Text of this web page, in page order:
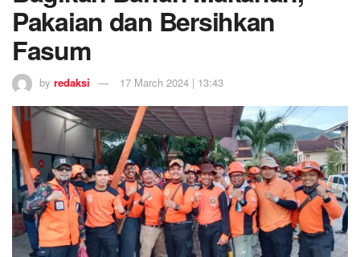
Pakaian dan Bersihkan
Fasum
by redaksi 17 March 2024 | 13:43